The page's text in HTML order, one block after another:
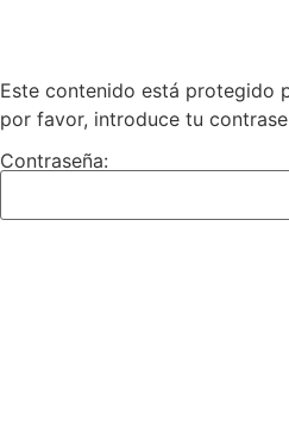
Este contenido está protegido
por favor, introduce tu
Contraseña: